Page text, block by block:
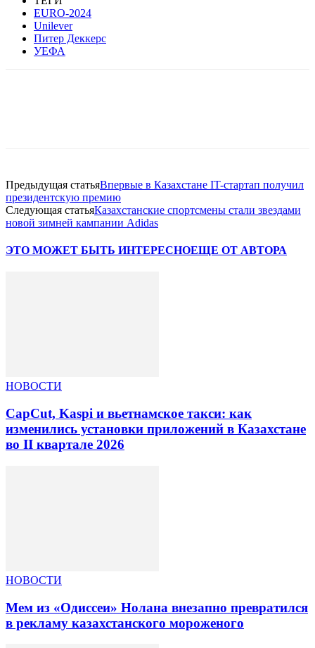
EURO-2024
Unilever
Питер Деккерс
УЕФА
Предыдущая статьяВпервые в Казахстане IT-стартап получил
президентскую премию
Следующая статьяКазахстанские спортсмены стали звездами
новой зимней кампании Adidas
ЭТО МОЖЕТ БЫТЬ ИНТЕРЕСНОЕЩЕ ОТ АВТОРА
НОВОСТИ
CapCut, Kaspi и вьетнамское такси: как
изменились установки приложений в Казахстане
во II квартале 2026
НОВОСТИ
Мем из «Одиссеи» Нолана внезапно превратился
в рекламу казахстанского мороженого